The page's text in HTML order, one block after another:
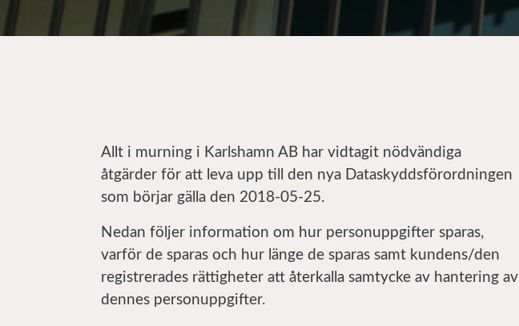
Allt i murning i Karlshamn AB har vidtagit nödvändiga
åtgärder för att leva upp till den nya Dataskyddsförordningen
som börjar gälla den 2018-05-25.
Nedan följer information om hur personuppgifter sparas,
varför de sparas och hur länge de sparas samt kundens/den
registrerades rättigheter att återkalla samtycke av hantering av
dennes personuppgifter.